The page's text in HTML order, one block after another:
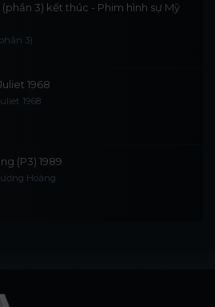
(phần 3) kết thúc - Phim hình sự Mỹ
3)
1968
1968
(P3) 1989
Hoàng